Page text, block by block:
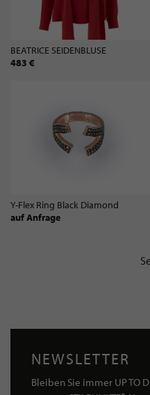
BEATRICE SEIDENBLUSE
483 €
Y-Flex Ring Black Diamond
auf Anfrage
NEWSLETTER
Bleiben Sie immer UP TO